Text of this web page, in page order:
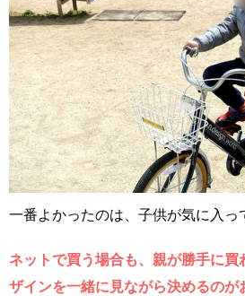
一番よかったのは、子供が気に入っ
ネットで買う場合も、親が勝手に買
ザインを一緒に見ながら決めるのが